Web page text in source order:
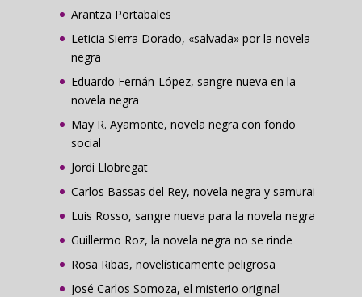
Arantza Portabales
Leticia Sierra Dorado, «salvada» por la novela
negra
Eduardo Fernán-López, sangre nueva en la
novela negra
May R. Ayamonte, novela negra con fondo
social
Jordi Llobregat
Carlos Bassas del Rey, novela negra y samurai
Luis Rosso, sangre nueva para la novela negra
Guillermo Roz, la novela negra no se rinde
Rosa Ribas, novelísticamente peligrosa
José Carlos Somoza, el misterio original